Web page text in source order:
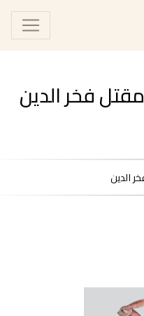
فخر الدين
الدين